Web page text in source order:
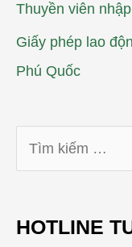
Thuyền viên
Giấy phép lao
Phú Quốc
HOTLINE